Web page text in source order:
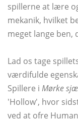
spillerne at lære
mekanik, hvilket
meget lange ben,
Lad os tage
værdifulde
Spillere i Mørke
'Hollow', hvor
ved at ofre